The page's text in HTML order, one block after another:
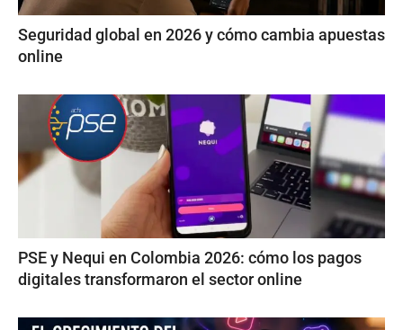
Seguridad global en 2026 y cómo cambia apuestas
online
PSE y Nequi en Colombia 2026: cómo los pagos
digitales transformaron el sector online